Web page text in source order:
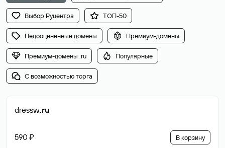
Выбор Руцентра ТОП-50
Недооцененные домены Премиум-домены
Премиум-домены .ru Популярные
С возможностью торга
dressw.ru
590 ₽ В корзину